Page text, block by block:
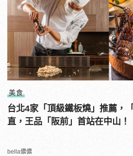
美食
台北4家「頂級鐵板燒」推薦，
直，王品「阪前」首站在中山！
bella儂儂